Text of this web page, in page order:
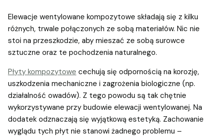
Elewacje wentylowane kompozytowe składają się z kilku
różnych, trwale połączonych ze sobą materiałów. Nic nie
stoi na przeszkodzie, aby mieszać ze sobą surowce
sztuczne oraz te pochodzenia naturalnego.
Płyty kompozytowe cechują się odpornością na korozję,
uszkodzenia mechaniczne i zagrożenia biologiczne (np.
działalność owadów). Z tego powodu są tak chętnie
wykorzystywane przy budowie elewacji wentylowanej. Na
dodatek odznaczają się wyjątkową estetyką. Zachowanie
wyglądu tych płyt nie stanowi żadnego problemu –